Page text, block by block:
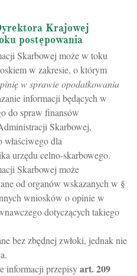
Krajowej
postępowania
Skarbowej może w toku
w zakresie, o którym
w sprawie opodatkowania
informacji będących w
do spraw finansów
Skarbowej,
dla
urzędu celno-skarbowego.
Skarbowej może
od organów wskazanych w §
wniosków o opinie w
dotyczących takiego
bez zbędnej zwłoki, jednak nie
informacji przepisyart.209